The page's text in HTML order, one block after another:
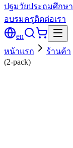
ปฐมวัยประถมศึกษา
อบรมครูติดต่อเรา
en
หน้าแรก
ร้านค้า
(2-pack)